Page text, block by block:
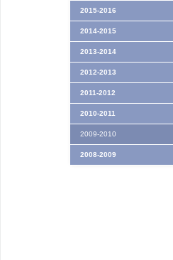
2015-2016
2014-2015
2013-2014
2012-2013
2011-2012
2010-2011
2009-2010
2008-2009